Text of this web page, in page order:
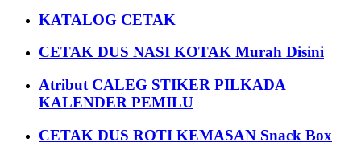
KATALOG CETAK
CETAK DUS NASI KOTAK Murah Disini
Atribut CALEG STIKER PILKADA
KALENDER PEMILU
CETAK DUS ROTI KEMASAN Snack Box